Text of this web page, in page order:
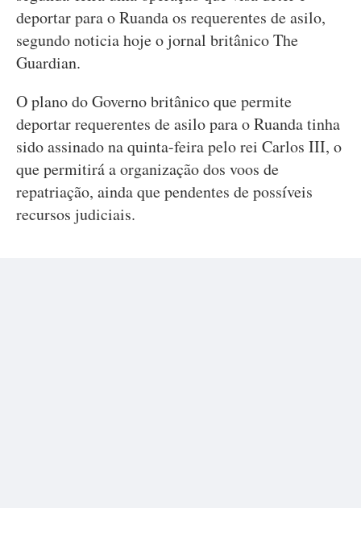
deportar para o Ruanda os requerentes de asilo,
segundo noticia hoje o jornal britânico The
Guardian.
O plano do Governo britânico que permite
deportar requerentes de asilo para o Ruanda tinha
sido assinado na quinta-feira pelo rei Carlos III, o
que permitirá a organização dos voos de
repatriação, ainda que pendentes de possíveis
recursos judiciais.